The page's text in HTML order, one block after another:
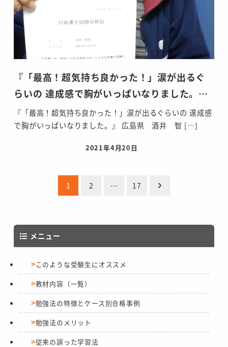
『「最高！超気持ち良かった！」涙が出るぐ
らいの 達成感で胸がいっぱいなりました。…
『「最高！超気持ち良かった！」涙が出るぐらいの 達成感
で胸がいっぱいなりました。』 広島県 酒井 智 […]
投稿日
2021年4月20日
の
ペ
ー
ジ
送
り
1 2 … 17
メニュー
このような受験生にオススメ
教材内容（一覧）
勉強法の特徴とケース別合格事例
勉強法のメリット
従来の誤った学習法